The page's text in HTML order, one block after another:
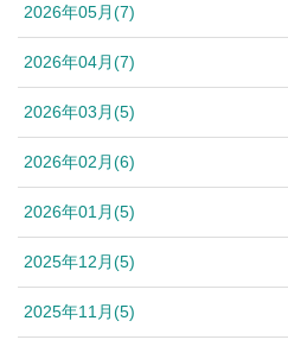
2026年05月(7)
2026年04月(7)
2026年03月(5)
2026年02月(6)
2026年01月(5)
2025年12月(5)
2025年11月(5)